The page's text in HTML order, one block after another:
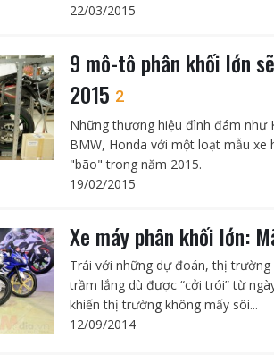
22/03/2015
9 mô-tô phân khối lớn
2015 2
Những thương hiệu đình đám như
BMW, Honda với một loạt mẫu xe
"bão" trong năm 2015.
19/02/2015
Xe máy phân khối lớn:
Trái với những dự đoán, thị
trầm lắng dù được “cởi trói” từ
khiến thị trường không mấy sôi...
12/09/2014